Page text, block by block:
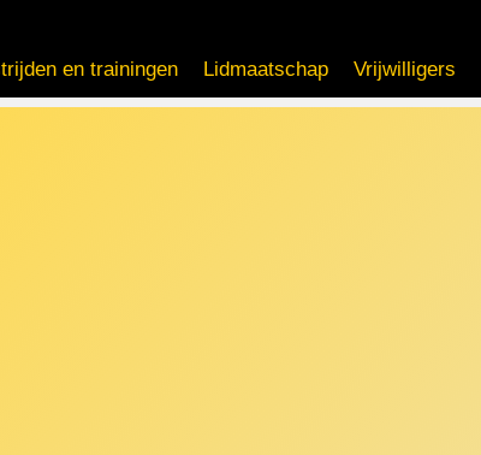
en trainingen Lidmaatschap Vrijwilligers